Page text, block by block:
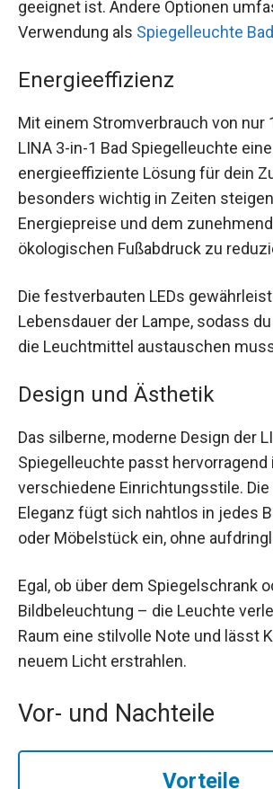
geeignet ist. Andere Optionen
Verwendung als Spiegelleuchte
Energieeffizienz
Mit einem Stromverbrauch von nur
LINA 3-in-1 Bad Spiegelleuchte eine
energieeffiziente Lösung für dein
besonders wichtig in Zeiten
Energiepreise und dem
ökologischen Fußabdruck zu
Die festverbauten LEDs
Lebensdauer der Lampe, sodass
die Leuchtmittel austauschen
Design und Ästhetik
Das silberne, moderne Design der
Spiegelleuchte passt hervorragend
verschiedene Einrichtungsstile.
Eleganz fügt sich nahtlos in jedes
oder Möbelstück ein, ohne
Egal, ob über dem Spiegelschrank
Bildbeleuchtung – die Leuchte
Raum eine stilvolle Note und lässt
neuem Licht erstrahlen.
Vor- und Nachteile
Vorteile